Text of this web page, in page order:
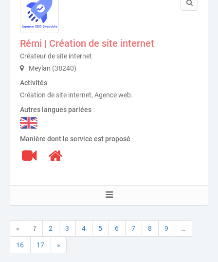
Rémi | Création de site internet
Créateur de site internet
Meylan (38240)
Activités
Création de site internet, Agence web.
Autres langues parlées
Manière dont le service est proposé
« 1 2 3 4 5 6 7 8 9 …
16 17 »